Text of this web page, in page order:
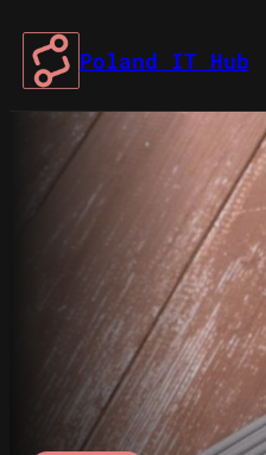
Przejdź
do
treści
Poland IT Hub